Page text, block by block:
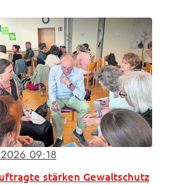
09:18
stärken Gewaltschutz